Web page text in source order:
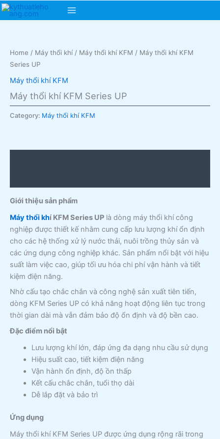
Skip
Main
Home / Máy thổi khí/ Máy thổi khí KFM / Máy thổi khí KFM
Series UP
Máy thổi khí KFM
Máy thổi khí KFM Series UP
Category: Máy thổi khí KFM
Giới thiệu sản phẩm
Máy thổi khí KFM Series UP là dòng máy thổi khí công
nghiệp được thiết kế nhằm cung cấp lưu lượng khí ổn định
cho các hệ thống xử lý nước thải, nuôi trồng thủy sản và
các ứng dụng công nghiệp khác. Sản phẩm nổi bật với hiệu
suất làm việc cao, giúp tối ưu hóa chi phí vận hành và tiết
kiệm điện năng.
Nhờ cấu tạo chắc chắn và công nghệ sản xuất tiên tiến,
dòng KFM Series UP có khả năng hoạt động liên tục trong
thời gian dài mà vẫn đảm bảo độ ổn định và độ bền cao.
Đặc điểm nổi bật
Lưu lượng khí lớn, đáp ứng đa dạng nhu cầu sử dụng
Hiệu suất cao, tiết kiệm điện năng
Vận hành ổn định, độ ồn thấp
Kết cấu chắc chắn, tuổi thọ dài
Dễ lắp đặt và bảo trì
Ứng dụng
Máy thổi khí KFM Series UP được ứng dụng rộng rãi trong